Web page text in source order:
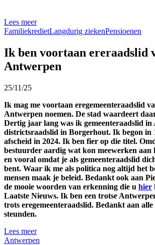
Lees meer
FamiliekredietLangdurig ziekenPensioenen
Ik ben voortaan ereraadslid
Antwerpen
25/11/25
Ik mag me voortaan eregemeenteraadslid
Antwerpen noemen. De stad waardeert
Dertig jaar lang was ik gemeenteraadslid in
districtsraadslid in Borgerhout. Ik begon in
afscheid in 2024. Ik ben fier op die titel.
bestuurder aardig wat kon meewerken aan
en vooral omdat je als gemeenteraadslid
bent. Waar ik me als politica nog altijd het
mensen maak je beleid. Bedankt ook aan
de mooie woorden van erkenning die u hier
Laatste Nieuws. Ik ben een trotse
trots eregemeenteraadslid. Bedankt aan alle
steunden.
Lees meer
Antwerpen